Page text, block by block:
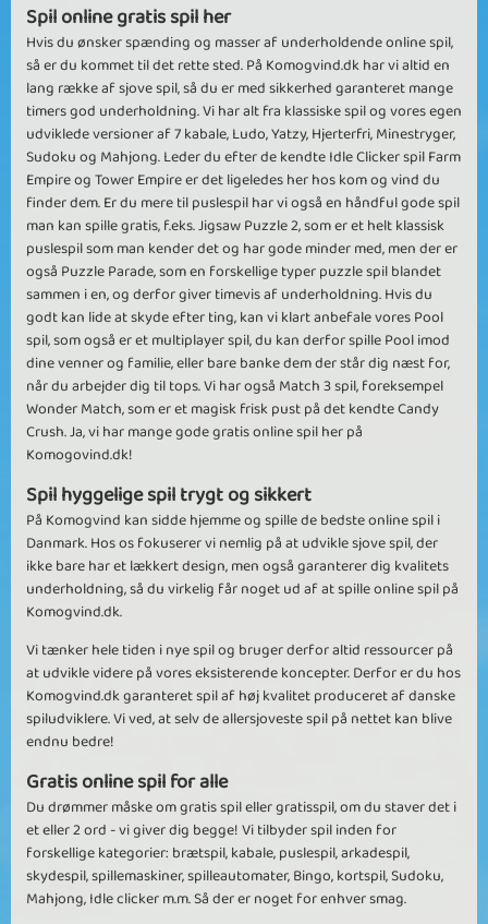
Spil online gratis spil her
Hvis du ønsker spænding og masser af underholdende online spil,
så er du kommet til det rette sted. På Komogvind.dk har vi altid en
lang række af sjove spil, så du er med sikkerhed garanteret mange
timers god underholdning. Vi har alt fra klassiske spil og vores egen
udviklede versioner af 7 kabale, Ludo, Yatzy, Hjerterfri, Minestryger,
Sudoku og Mahjong. Leder du efter de kendte Idle Clicker spil Farm
Empire og Tower Empire er det ligeledes her hos kom og vind du
finder dem. Er du mere til puslespil har vi også en håndful gode spil
man kan spille gratis, f.eks. Jigsaw Puzzle 2, som er et helt klassisk
puslespil som man kender det og har gode minder med, men der er
også Puzzle Parade, som en forskellige typer puzzle spil blandet
sammen i en, og derfor giver timevis af underholdning. Hvis du
godt kan lide at skyde efter ting, kan vi klart anbefale vores Pool
spil, som også er et multiplayer spil, du kan derfor spille Pool imod
dine venner og familie, eller bare banke dem der står dig næst for,
når du arbejder dig til tops. Vi har også Match 3 spil, foreksempel
Wonder Match, som er et magisk frisk pust på det kendte Candy
Crush. Ja, vi har mange gode gratis online spil her på
Komogovind.dk!
Spil hyggelige spil trygt og sikkert
På Komogvind kan sidde hjemme og spille de bedste online spil i
Danmark. Hos os fokuserer vi nemlig på at udvikle sjove spil, der
ikke bare har et lækkert design, men også garanterer dig kvalitets
underholdning, så du virkelig får noget ud af at spille online spil på
Komogvind.dk.
Vi tænker hele tiden i nye spil og bruger derfor altid ressourcer på
at udvikle videre på vores eksisterende koncepter. Derfor er du hos
Komogvind.dk garanteret spil af høj kvalitet produceret af danske
spiludviklere. Vi ved, at selv de allersjoveste spil på nettet kan blive
endnu bedre!
Gratis online spil for alle
Du drømmer måske om gratis spil eller gratisspil, om du staver det i
et eller 2 ord - vi giver dig begge! Vi tilbyder spil inden for
forskellige kategorier: brætspil, kabale, puslespil, arkadespil,
skydespil, spillemaskiner, spilleautomater, Bingo, kortspil, Sudoku,
Mahjong, Idle clicker m.m. Så der er noget for enhver smag.